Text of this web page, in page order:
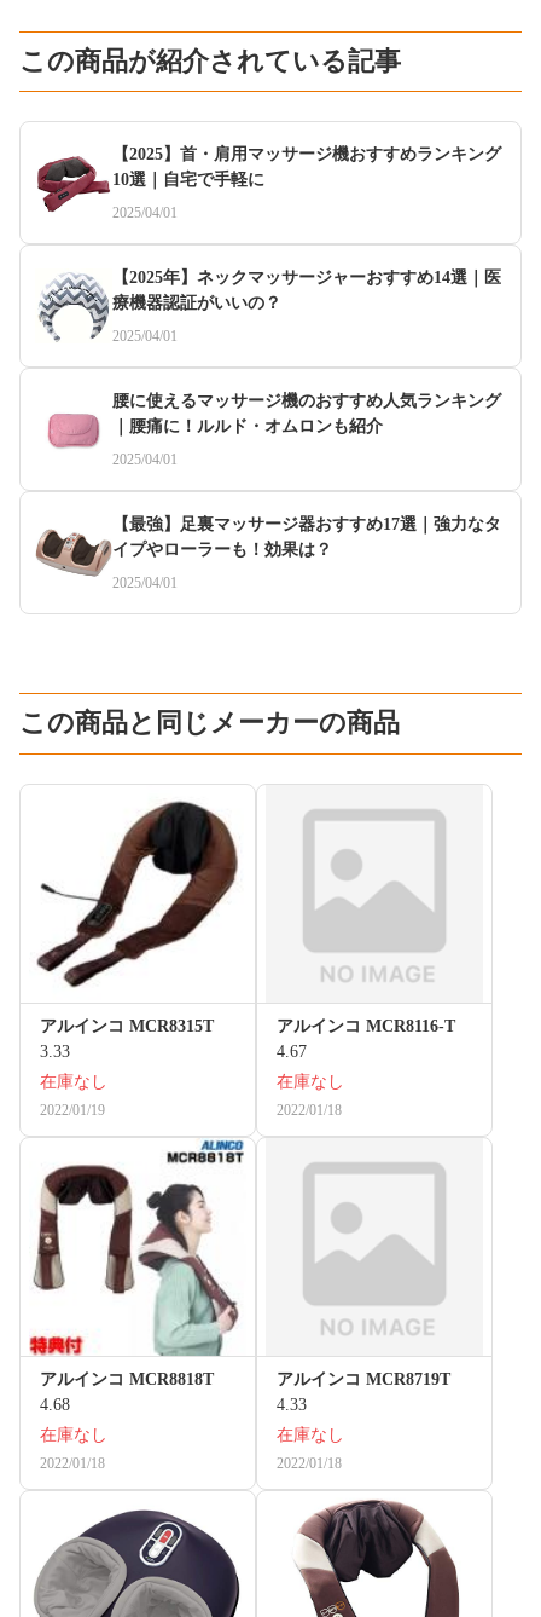
この商品が紹介されている記事
【2025】首・肩用マッサージ機おすすめランキング
10選｜自宅で手軽に
2025/04/01
【2025年】ネックマッサージャーおすすめ14選｜医
療機器認証がいいの？
2025/04/01
腰に使えるマッサージ機のおすすめ人気ランキング
｜腰痛に！ルルド・オムロンも紹介
2025/04/01
【最強】足裏マッサージ器おすすめ17選｜強力なタ
イプやローラーも！効果は？
2025/04/01
この商品と同じメーカーの商品
アルインコ MCR8315T
3.33
在庫なし
2022/01/19
アルインコ MCR8116-T
4.67
在庫なし
2022/01/18
アルインコ MCR8818T
4.68
在庫なし
2022/01/18
アルインコ MCR8719T
4.33
在庫なし
2022/01/18